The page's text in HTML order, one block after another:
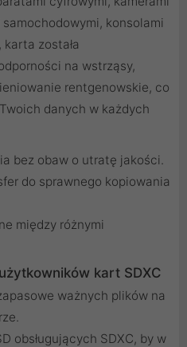
konsolami
została
na wstrząsy,
rentgenowskie, co
danych w każdych
bez obaw o utratę jakości.
do sprawnego kopiowania
między różnymi
kart SDXC
ważnych plików na
obsługujących SDXC, by w